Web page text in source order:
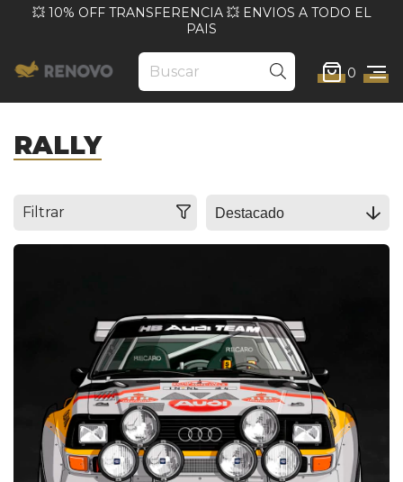
💥 10% OFF TRANSFERENCIA 💥 ENVIOS A TODO EL
PAIS
0
RALLY
Filtrar